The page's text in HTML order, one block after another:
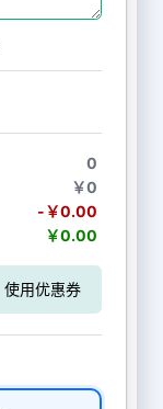
0
￥0
-￥0.00
￥0.00
使用优惠券